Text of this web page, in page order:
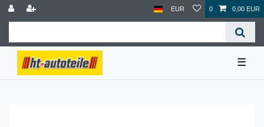
EUR 0 0,00 EUR
☰